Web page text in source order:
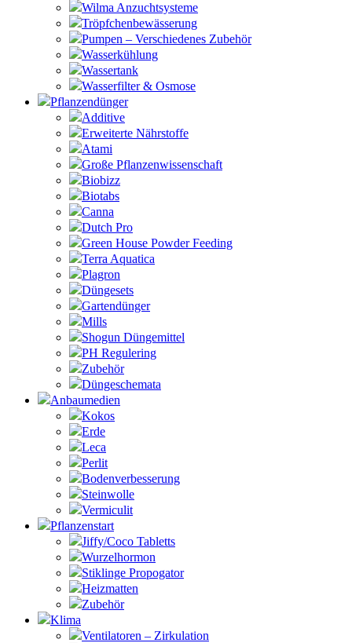
Wilma Anzuchtsysteme
Tröpfchenbewässerung
Pumpen – Verschiedenes Zubehör
Wasserkühlung
Wassertank
Wasserfilter & Osmose
Pflanzendünger
Additive
Erweiterte Nährstoffe
Atami
Große Pflanzenwissenschaft
Biobizz
Biotabs
Canna
Dutch Pro
Green House Powder Feeding
Terra Aquatica
Plagron
Düngesets
Gartendünger
Mills
Shogun Düngemittel
PH Regulering
Zubehör
Düngeschemata
Anbaumedien
Kokos
Erde
Leca
Perlit
Bodenverbesserung
Steinwolle
Vermiculit
Pflanzenstart
Jiffy/Coco Tabletts
Wurzelhormon
Stiklinge Propogator
Heizmatten
Zubehör
Klima
Ventilatoren – Zirkulation